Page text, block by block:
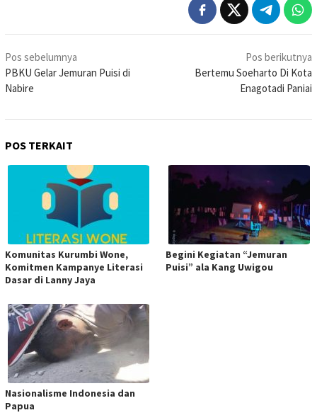
Navigasi
pos
Pos sebelumnya
PBKU Gelar Jemuran Puisi di
Nabire
Pos berikutnya
Bertemu Soeharto Di Kota
Enagotadi Paniai
POS TERKAIT
Komunitas Kurumbi Wone,
Komitmen Kampanye Literasi
Dasar di Lanny Jaya
Begini Kegiatan “Jemuran
Puisi” ala Kang Uwigou
Nasionalisme Indonesia dan
Papua